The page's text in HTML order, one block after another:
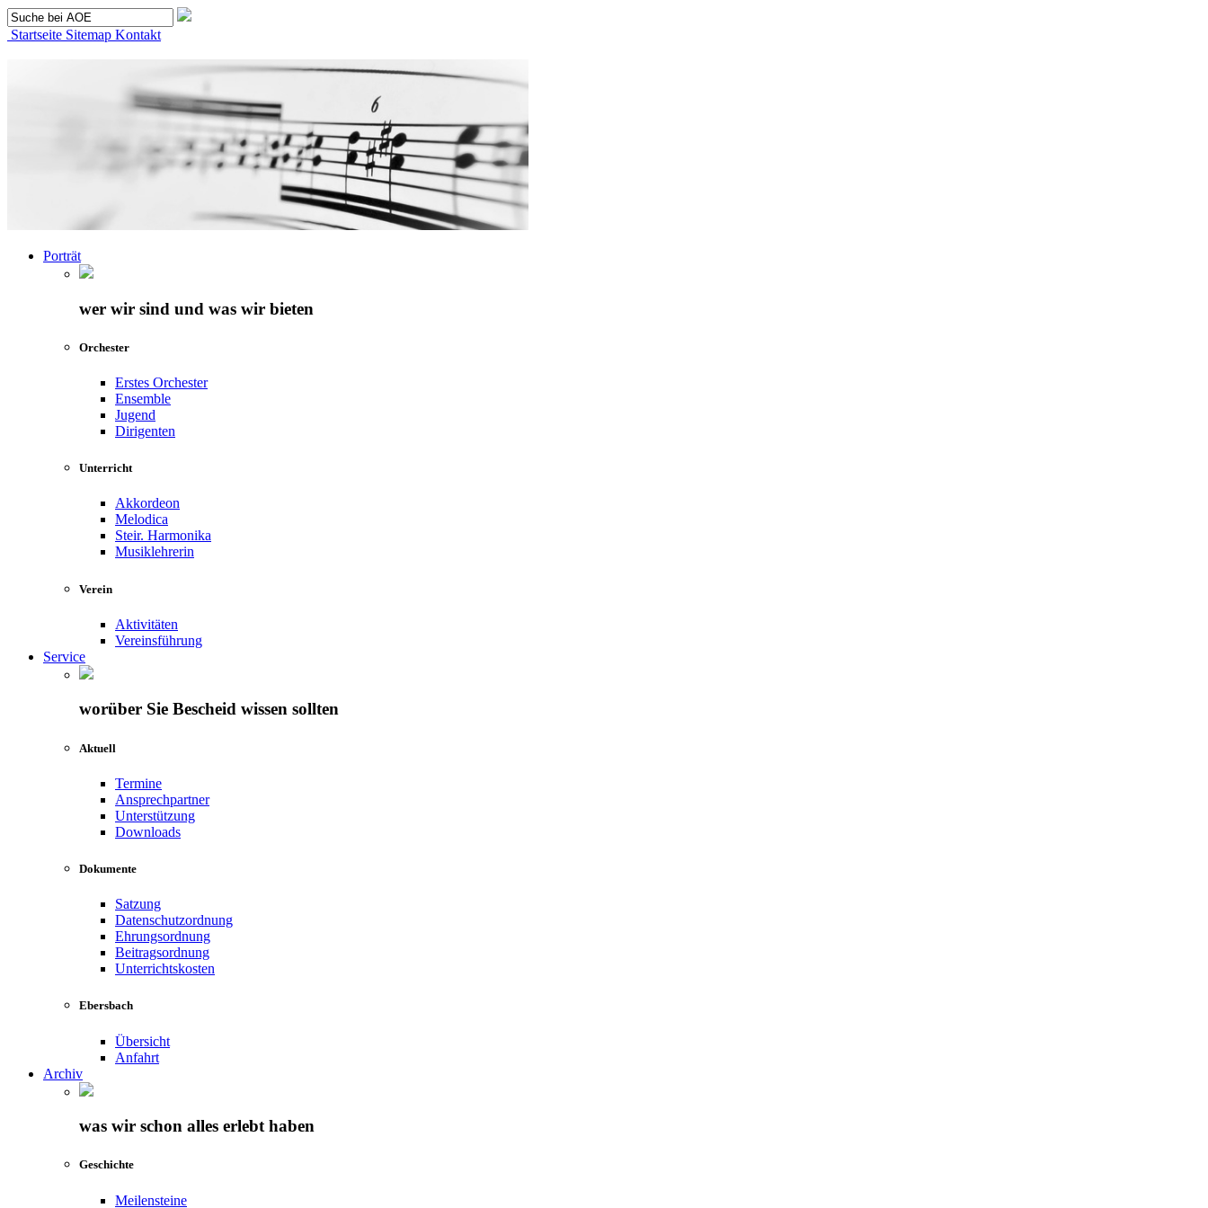
Startseite Sitemap Kontakt
Porträt
wer wir sind und was wir bieten
Orchester
Erstes Orchester
Ensemble
Jugend
Dirigenten
Unterricht
Akkordeon
Melodica
Steir. Harmonika
Musiklehrerin
Verein
Aktivitäten
Vereinsführung
Service
worüber Sie Bescheid wissen sollten
Aktuell
Termine
Ansprechpartner
Unterstützung
Downloads
Dokumente
Satzung
Datenschutzordnung
Ehrungsordnung
Beitragsordnung
Unterrichtskosten
Ebersbach
Übersicht
Anfahrt
Archiv
was wir schon alles erlebt haben
Geschichte
Meilensteine